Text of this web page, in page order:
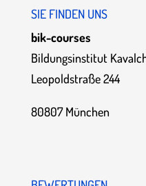
SIE FINDEN UNS
bik-courses
Bildungsinstitut
Leopoldstraße 244
80807 München